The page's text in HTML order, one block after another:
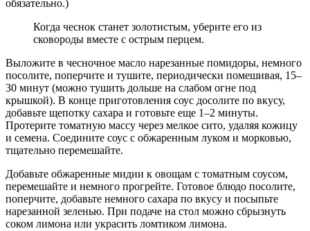
обязательно.)
Когда чеснок станет золотистым, уберите его из
сковороды вместе с острым перцем.
Выложите в чесночное масло нарезанные помидоры, немного
посолите, поперчите и тушите, периодически помешивая, 15–
30 минут (можно тушить дольше на слабом огне под
крышкой). В конце приготовления соус досолите по вкусу,
добавьте щепотку сахара и готовьте еще 1–2 минуты.
Протерите томатную массу через мелкое сито, удаляя кожицу
и семена. Соедините соус с обжаренным луком и морковью,
тщательно перемешайте.
Добавьте обжаренные мидии к овощам с томатным соусом,
перемешайте и немного прогрейте. Готовое блюдо посолите,
поперчите, добавьте немного сахара по вкусу и посыпьте
нарезанной зеленью. При подаче на стол можно сбрызнуть
соком лимона или украсить ломтиком лимона.